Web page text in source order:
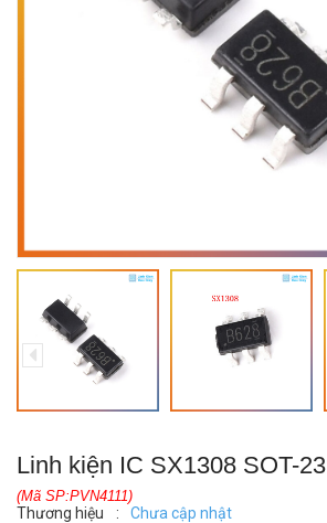
Linh kiện IC SX1308 SOT-23
(Mã SP:PVN4111)
Thương hiệu : Chưa cập nhật